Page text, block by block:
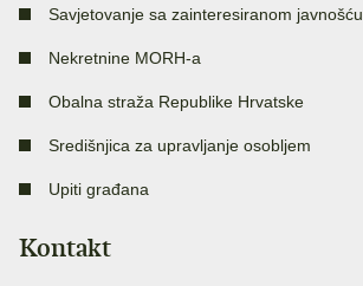
Savjetovanje sa zainteresiranom javnošću
Nekretnine MORH-a
Obalna straža Republike Hrvatske
Središnjica za upravljanje osobljem
Upiti građana
Kontakt